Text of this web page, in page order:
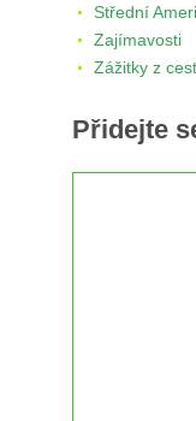
Střední
Zajímavosti
Zážitky z cest
Přidejte